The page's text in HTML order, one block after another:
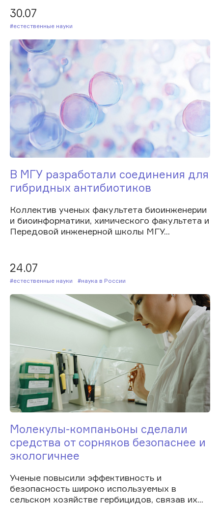
30.07
#Естественные науки
В МГУ разработали соединения для
гибридных антибиотиков
Коллектив ученых факультета биоинженерии
и биоинформатики, химического факультета и
Передовой инженерной школы МГУ...
24.07
#Естественные науки #Наука в России
Молекулы-компаньоны сделали
средства от сорняков безопаснее и
экологичнее
Ученые повысили эффективность и
безопасность широко используемых в
сельском хозяйстве гербицидов, связав их...